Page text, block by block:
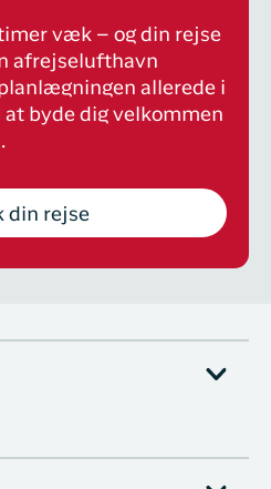
væk – og din rejse
afrejselufthavn
allerede i
byde dig velkommen
din rejse